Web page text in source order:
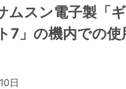
ムスン電子製「
7」の機内での使
日